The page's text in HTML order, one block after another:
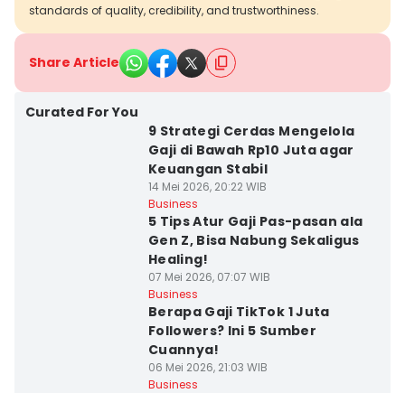
standards of quality, credibility, and trustworthiness.
Share Article
Curated For You
9 Strategi Cerdas Mengelola
Gaji di Bawah Rp10 Juta agar
Keuangan Stabil
14 Mei 2026, 20:22 WIB
Business
5 Tips Atur Gaji Pas-pasan ala
Gen Z, Bisa Nabung Sekaligus
Healing!
07 Mei 2026, 07:07 WIB
Business
Berapa Gaji TikTok 1 Juta
Followers? Ini 5 Sumber
Cuannya!
06 Mei 2026, 21:03 WIB
Business